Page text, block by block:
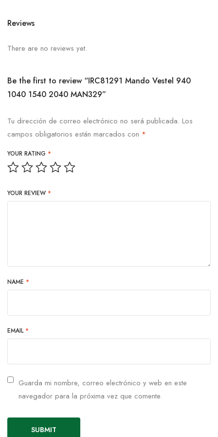
Reviews
There are no reviews yet.
Be the first to review “IRC81291 Mando Vestel 940
1040 1540 2040 MAN329”
Tu dirección de correo electrónico no será publicada. Los
campos obligatorios están marcados con *
YOUR RATING *
YOUR REVIEW *
NAME *
EMAIL *
Guarda mi nombre, correo electrónico y web en este
navegador para la próxima vez que comente.